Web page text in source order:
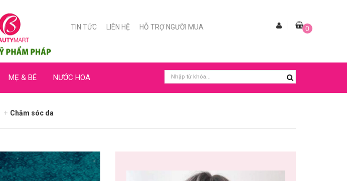
TIN TỨC LIÊN HỆ HỖ TRỢ NGƯỜI MUA 0
MẸ & BÉ NƯỚC HOA
Chăm sóc da